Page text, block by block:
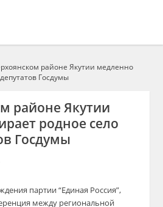
районе Якутии медленно
Госдумы
районе Якутии
родное село
Госдумы
партии “Единая Россия”,
между региональной